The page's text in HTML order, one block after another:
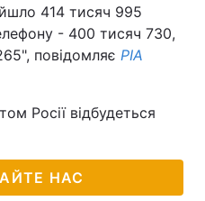
414 тисяч 995
- 400 тисяч 730,
повідомляє РІА
Росії відбудеться
НАС